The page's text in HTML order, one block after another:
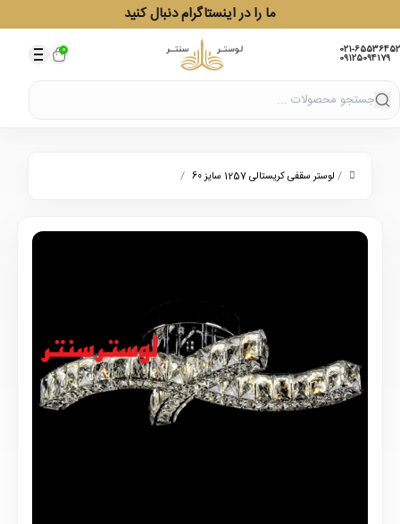
ما را در اینستاگرام دنبال کنید
021-65536452
09125094179
0
/ لوستر سقفی کریستالی 1257 سایز 60 /